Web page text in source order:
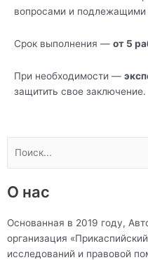
вопросами и
Срок выполнения — от 5
При необходимости —
защитить свое заключение.
О нас
Основанная в 2019 году,
организация
исследований и правовой